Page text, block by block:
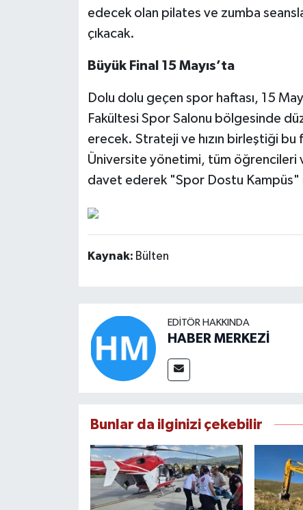
edecek olan pilates ve zumba
çıkacak.
Büyük Final 15 Mayıs’ta
Dolu dolu geçen spor haftası, 15
Fakültesi Spor Salonu bölgesinde
erecek. Strateji ve hızın birleştiği bu
Üniversite yönetimi, tüm öğrencileri
davet ederek "Spor Dostu Kampüs"
Kaynak: Bülten
EDITÖR HAKKINDA
HABER MERKEZİ
Bunlar da ilginizi çekebilir